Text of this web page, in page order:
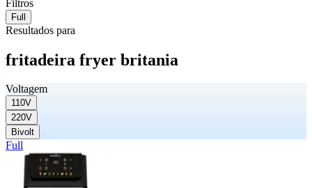
Filtros
Full
Resultados para
fritadeira fryer britania
Voltagem
110V
220V
Bivolt
Full